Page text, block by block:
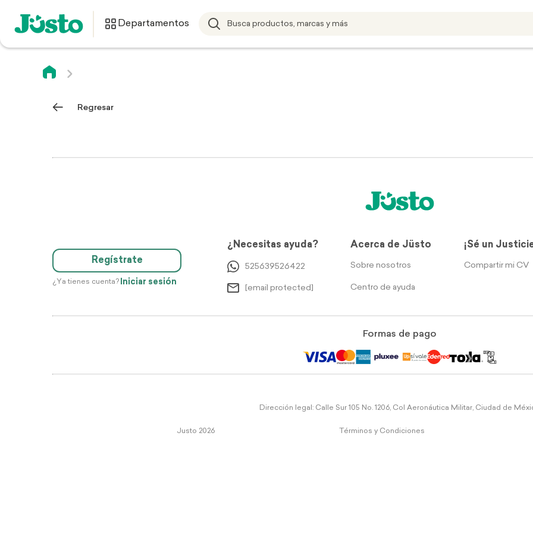
Departamentos
Regresar
Regístrate
¿Ya tienes cuenta? Iniciar sesión
¿Necesitas ayuda?
525639526422
[email protected]
Acerca de Jüsto
Sobre nosotros
Centro de ayuda
¡Sé un
Compartir mi CV
Formas de pago
Dirección legal: Calle Sur 105 No. 1206, Col Aeronáutica Militar, Ciudad de
Justo 2026 Términos y Condiciones